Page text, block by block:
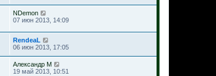
NDemon
07 июн 2013, 14:09
RendeaL
06 июн 2013, 17:05
Александр М
19 май 2013, 10:51